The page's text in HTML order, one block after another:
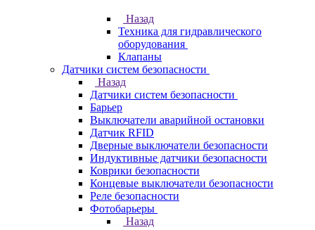
Назад
Техника для гидравлического
оборудования
Клапаны
Датчики систем безопасности
Назад
Датчики систем безопасности
Барьер
Выключатели аварийной остановки
Датчик RFID
Дверные выключатели безопасности
Индуктивные датчики безопасности
Коврики безопасности
Концевые выключатели безопасности
Реле безопасности
Фотобарьеры
Назад